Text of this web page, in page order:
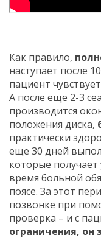
Как правило,
наступает после
пациент
А после еще 2-3
производится
положения диска,
практически
еще 30 дней
которые
время больной
поясе. За этот
позвонке при
проверка – и с
ограничения, он